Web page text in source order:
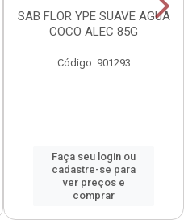
SAB FLOR YPE SUAVE AGUA
COCO ALEC 85G
Código: 901293
Faça seu login ou
cadastre-se para
ver preços e
comprar